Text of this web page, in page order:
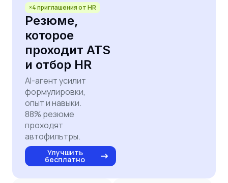
×4 приглашения от HR
Резюме,
которое
проходит ATS
и отбор HR
AI-агент усилит
формулировки,
опыт и навыки.
88% резюме
проходят
автофильтры.
Улучшить
бесплатно